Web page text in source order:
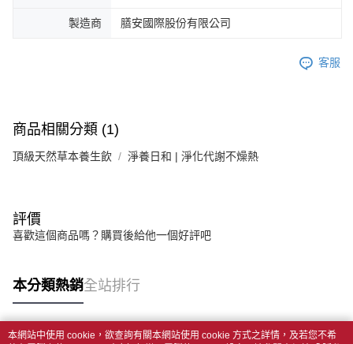
製造商 膳安國際股份有限公司
客服
商品相關分類 (1)
頂級天然草本養生飲 淨養日和 | 淨化代謝不燥熱
評價
喜歡這個商品嗎？購買後給他一個好評吧
本分類熱銷全站排行
本網站中使用 cookie，欲查詢有關本網站使用 cookie 方式之詳情，及若您不希